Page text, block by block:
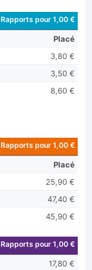
Rapports pour 1,00 €
Placé
3,80 €
3,50 €
8,60 €
Rapports pour 1,00 €
Placé
25,90 €
47,40 €
45,90 €
Rapports pour 1,00 €
17,80 €